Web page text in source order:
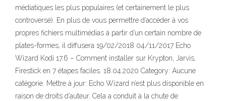
médiatiques les plus populaires (et certainement le plus
controversé). En plus de vous permettre d’accéder à vos
propres fichiers multimédias à partir d’un certain nombre de
plates-formes, il diffusera 19/02/2018 04/11/2017 Echo
Wizard Kodi 17.6 – Comment installer sur Krypton, Jarvis,
Firestick en 7 étapes faciles. 18.04.2020 Category: Aucune
catégorie. Mettre à jour: Echo Wizard n’est plus disponible en
raison de droits d’auteur. Cela a conduit à la chute de